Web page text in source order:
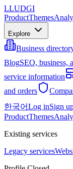
LLUDGI
ProductThemes
Explore
Business
BlogSEO, business,
service information
and orders
한국어Log inSign
ProductThemes
Existing services
Legacy services